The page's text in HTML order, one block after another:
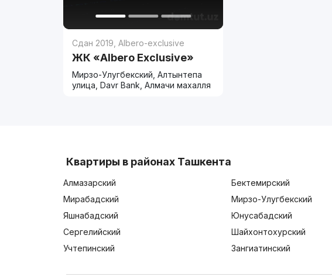
Сдан 2019 ,Albero-exclusive
ЖК «Albero Exclusive»
Мирзо-Улугбекский, Алтынтепа
улица, Davr Bank, Алмачи махалля
Квартиры в районах Ташкента
Алмазарский Бектемирский
Мирабадский
Мирзо-Улугбекский
Яшнабадский
Юнусабадский
Сергелийский
Шайхонтохурский
Учтепинский
Зангиатинский